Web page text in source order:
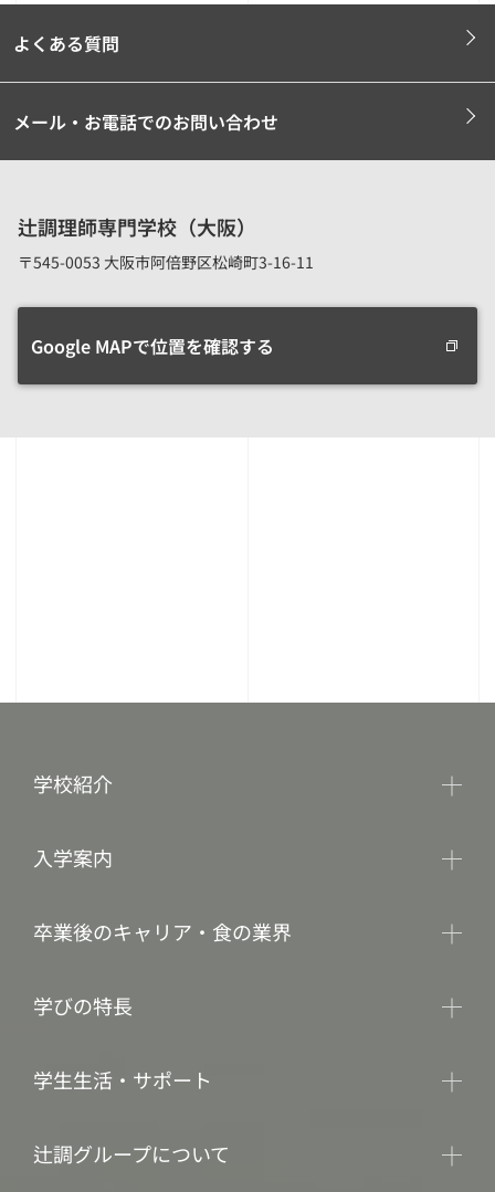
よくある質問
メール・お電話でのお問い合わせ
辻調理師専門学校（大阪）
〒545-0053 大阪市阿倍野区松崎町3-16-11
Google MAPで位置を確認する
学校紹介
入学案内
卒業後のキャリア・食の業界
学びの特長
学生生活・サポート
辻調グループについて